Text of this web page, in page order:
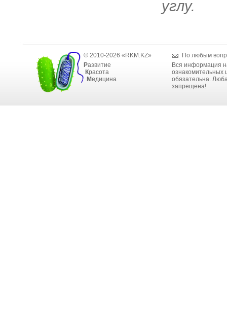
углу.
© 2010-2026 «RKM.KZ»
Развитие
Красота
Медицина
По любым
Вся информация
ознакомительных
обязательна.
запрещена!